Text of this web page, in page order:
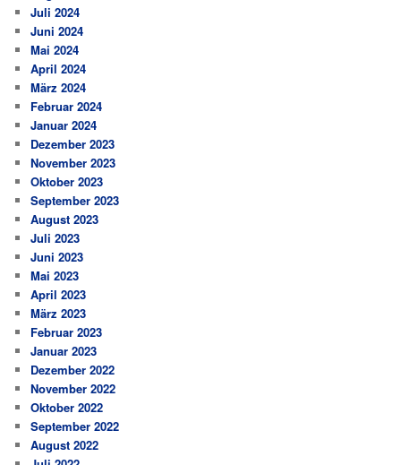
Juli 2024
Juni 2024
Mai 2024
April 2024
März 2024
Februar 2024
Januar 2024
Dezember 2023
November 2023
Oktober 2023
September 2023
August 2023
Juli 2023
Juni 2023
Mai 2023
April 2023
März 2023
Februar 2023
Januar 2023
Dezember 2022
November 2022
Oktober 2022
September 2022
August 2022